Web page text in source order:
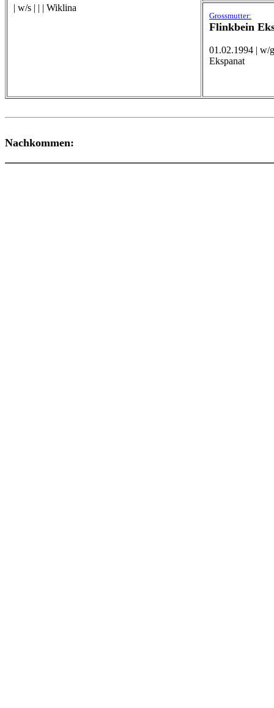
| w/s | | | Wiklina
Grossmutter:
Flinkbein
01.02.1994 | w/
Ekspanat
Nachkommen: